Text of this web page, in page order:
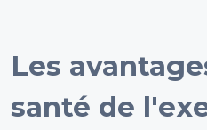
Les
santé de